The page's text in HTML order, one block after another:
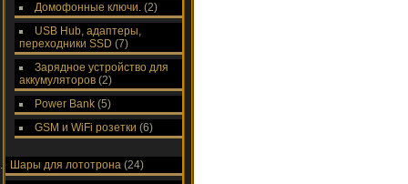
Домофонные ключи. (2)
USB Hub, адаптеры,
переходники SSD (7)
Зарядное устройство для
аккумуляторов (2)
Power Bank (5)
GSM и WiFi розетки (6)
Шары для лототрона (24)